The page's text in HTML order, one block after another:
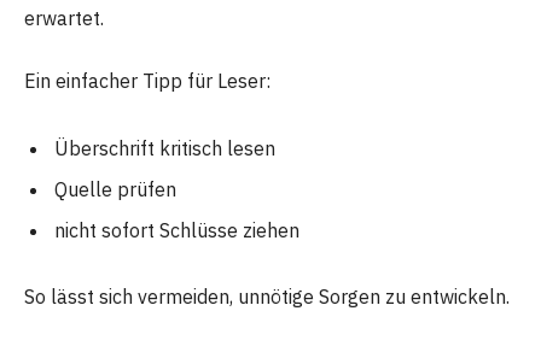
erwartet.
Ein einfacher Tipp für Leser:
Überschrift kritisch lesen
Quelle prüfen
nicht sofort Schlüsse ziehen
So lässt sich vermeiden, unnötige Sorgen zu entwickeln.